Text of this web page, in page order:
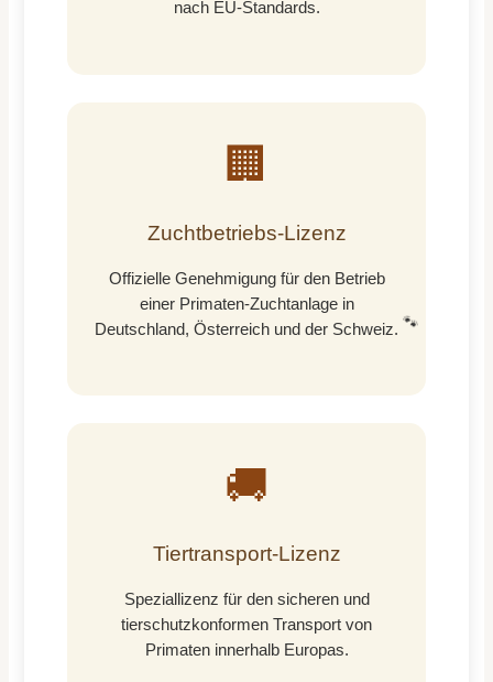
🐾
nach EU-Standards.
🏢
Zuchtbetriebs-Lizenz
Offizielle Genehmigung für den Betrieb
einer Primaten-Zuchtanlage in
Deutschland, Österreich und der Schweiz.
🚚
Tiertransport-Lizenz
Speziallizenz für den sicheren und
tierschutzkonformen Transport von
Primaten innerhalb Europas.